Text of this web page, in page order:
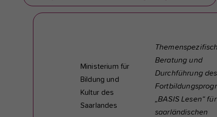
Ministerium für
Bildung und
Kultur des
Saarlandes
Beratung und
Durchführung des
„BASIS Lesen“
saarländischen